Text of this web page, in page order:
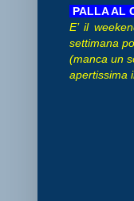
PALLA AL
E’ il
settimana
(manca un
apertissima